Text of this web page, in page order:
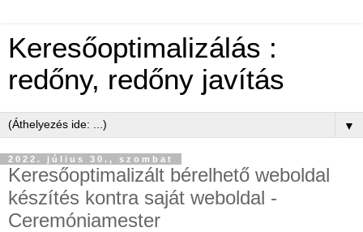
Keresőoptimalizálás :
redőny, redőny javítás
▼
2022. július 30., szombat
Keresőoptimalizált bérelhető weboldal
készítés kontra saját weboldal -
Ceremóniamester